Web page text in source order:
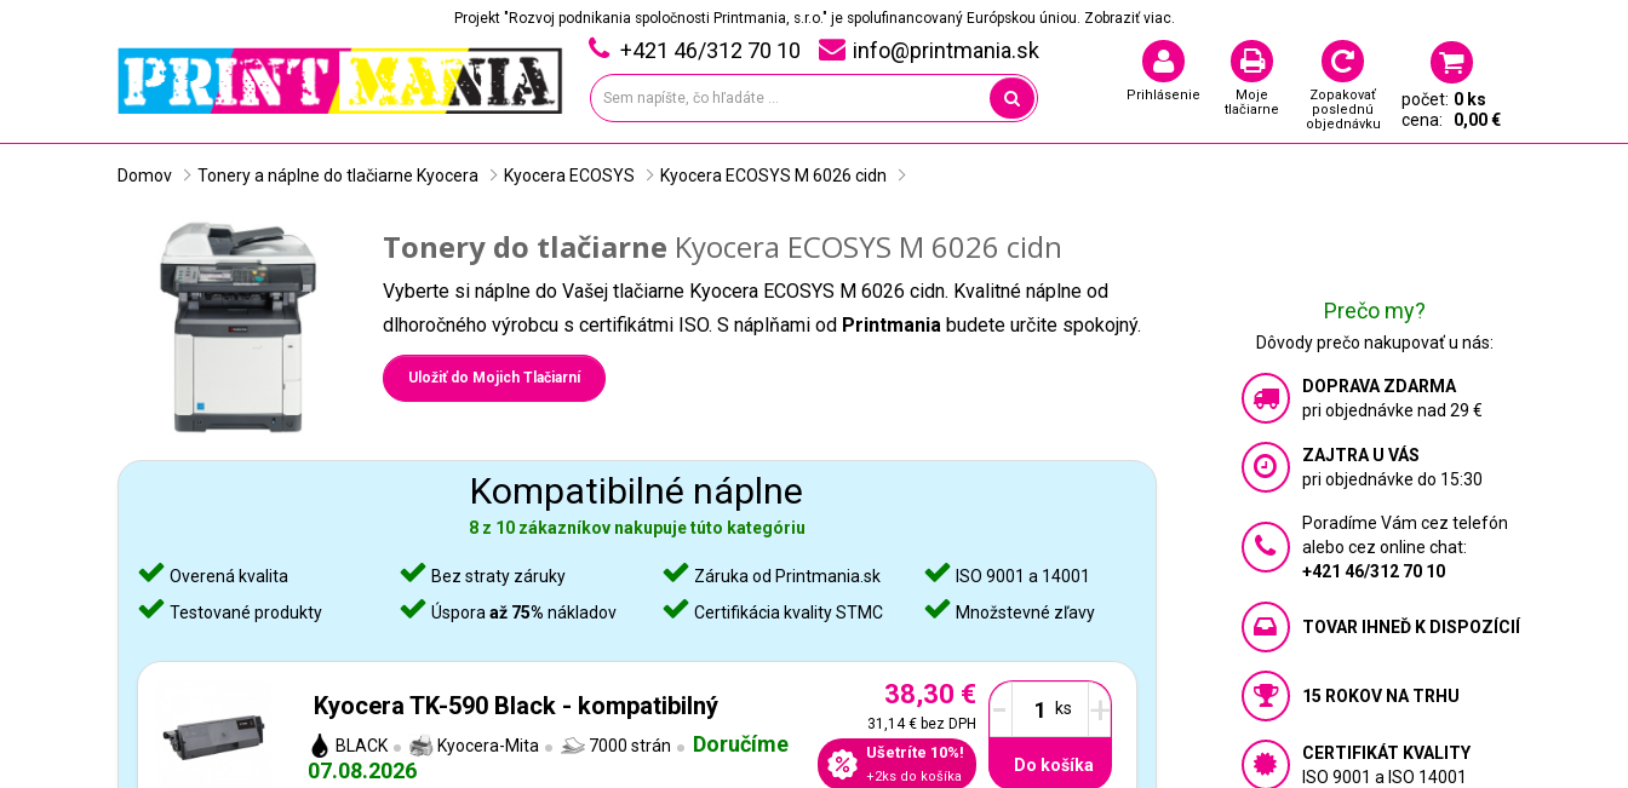
Projekt "Rozvoj podnikania spoločnosti Printmania, s.r.o." je spolufinancovaný Európskou úniou. Zobraziť viac.
+421 46/312 70 10 info@printmania.sk
Prihlásenie
Moje
tlačiarne
Zopakovať
poslednú
objednávku
počet: 0 ks
cena:
0,00 €
Domov Tonery a náplne do tlačiarne Kyocera Kyocera ECOSYS Kyocera ECOSYS M 6026 cidn
Tonery do tlačiarne Kyocera ECOSYS M 6026 cidn
Vyberte si náplne do Vašej tlačiarne Kyocera ECOSYS M 6026 cidn. Kvalitné náplne od
dlhoročného výrobcu s certifikátmi ISO. S náplňami od Printmania budete určite spokojný.
Uložiť do Mojich Tlačiarní
Kompatibilné náplne
8 z 10 zákazníkov nakupuje túto kategóriu
Overená kvalita
Testované produkty
Bez straty záruky
Úsporaaž 75% nákladov
Záruka od Printmania.sk
Certifikácia kvality STMC
ISO 9001 a 14001
Množstevné zľavy
Kyocera TK-590 Black - kompatibilný
BLACK Kyocera-Mita 7000 strán
Doručíme
07.08.2026
38,30 €
31,14 €bez DPH
Ušetríte 10%!
+2ks do košíka
- +
Do košíka
Prečo my?
Dôvody prečo nakupovať u nás:
DOPRAVA ZDARMA
pri objednávke nad 29 €
ZAJTRA U VÁS
pri objednávke do 15:30
Poradíme Vám cez telefón
alebo cez online chat:
+421 46/312 70 10
TOVAR IHNEĎ K DISPOZÍCIÍ
15 ROKOV NA TRHU
CERTIFIKÁT KVALITY
ISO 9001 a ISO 14001